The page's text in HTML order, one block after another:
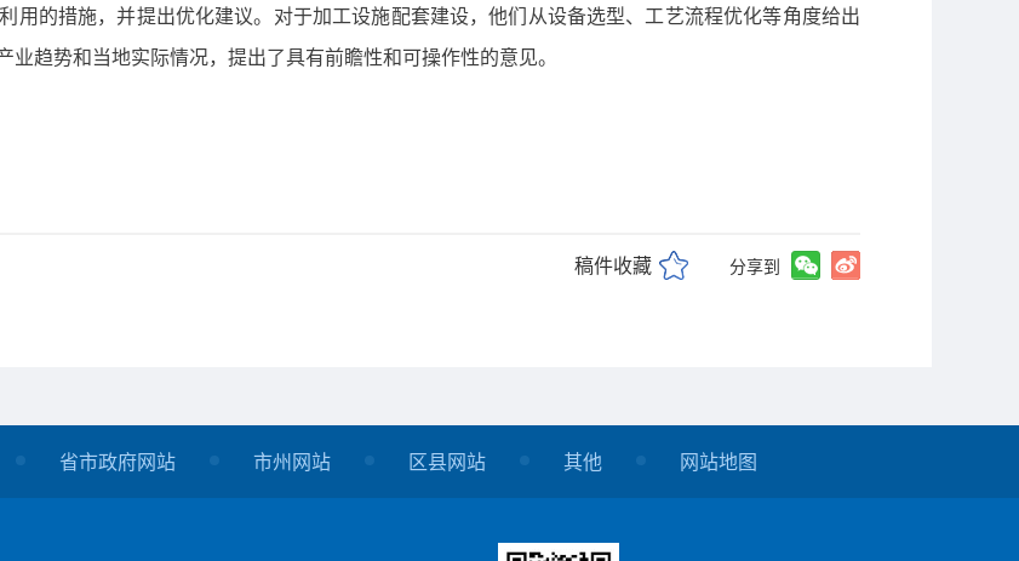
用的措施，并提出优化建议。对于加工设施配套建设，他们从设备选型、工艺流程优化等角度给出
趋势和当地实际情况，提出了具有前瞻性和可操作性的意见。
稿件收藏 分享到
省市政府网站 市州网站 区县网站 其他 网站地图